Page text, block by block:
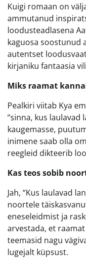
Kuigi romaan on
ammutanud
loodusteadlasena
kaguosa soostunud
autentset
kirjaniku fantaasia
Miks raamat
Pealkiri viitab Kya
“sinna, kus laulavad
kaugemasse,
inimene saab olla
reegleid dikteerib
Kas teos sobib
Jah, “Kus laulavad
noortele
eneseleidmist ja
arvestada, et
teemasid nagu
lugejalt küpsust.